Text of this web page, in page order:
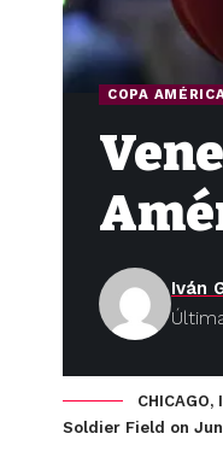
COPA
Iván
Soldier Field on